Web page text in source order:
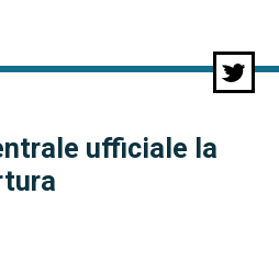
ufficiale la